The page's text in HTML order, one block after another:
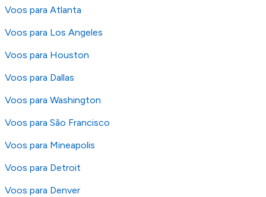
Voos para Atlanta
Voos para Los Angeles
Voos para Houston
Voos para Dallas
Voos para Washington
Voos para São Francisco
Voos para Mineapolis
Voos para Detroit
Voos para Denver